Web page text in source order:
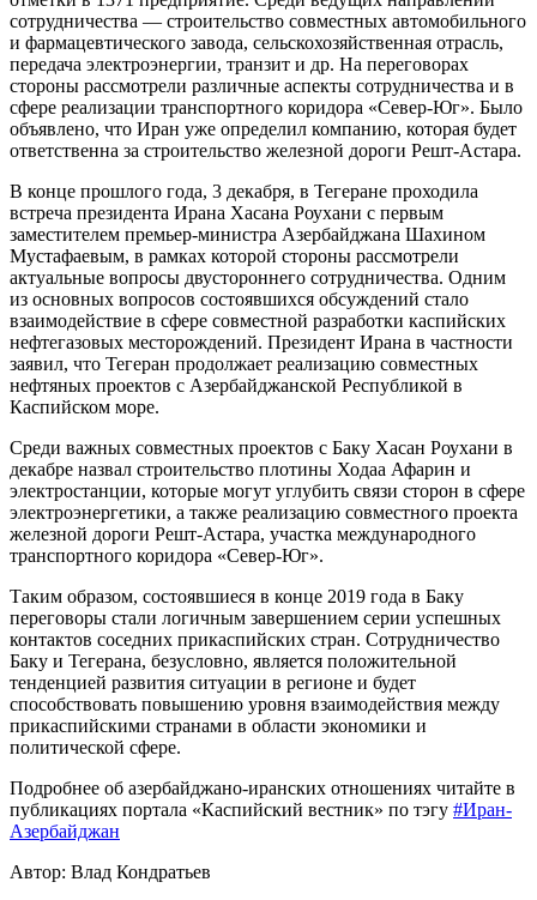
сотрудничества — строительство совместных автомобильного
и фармацевтического завода, сельскохозяйственная отрасль,
передача электроэнергии, транзит и др. На переговорах
стороны рассмотрели различные аспекты сотрудничества и в
сфере реализации транспортного коридора «Север-Юг». Было
объявлено, что Иран уже определил компанию, которая будет
ответственна за строительство железной дороги Решт-Астара.
В конце прошлого года, 3 декабря, в Тегеране проходила
встреча президента Ирана Хасана Роухани с первым
заместителем премьер-министра Азербайджана Шахином
Мустафаевым, в рамках которой стороны рассмотрели
актуальные вопросы двустороннего сотрудничества. Одним
из основных вопросов состоявшихся обсуждений стало
взаимодействие в сфере совместной разработки каспийских
нефтегазовых месторождений. Президент Ирана в частности
заявил, что Тегеран продолжает реализацию совместных
нефтяных проектов с Азербайджанской Республикой в
Каспийском море.
Среди важных совместных проектов с Баку Хасан Роухани в
декабре назвал строительство плотины Ходаа Афарин и
электростанции, которые могут углубить связи сторон в сфере
электроэнергетики, а также реализацию совместного проекта
железной дороги Решт-Астара, участка международного
транспортного коридора «Север-Юг».
Таким образом, состоявшиеся в конце 2019 года в Баку
переговоры стали логичным завершением серии успешных
контактов соседних прикаспийских стран. Сотрудничество
Баку и Тегерана, безусловно, является положительной
тенденцией развития ситуации в регионе и будет
способствовать повышению уровня взаимодействия между
прикаспийскими странами в области экономики и
политической сфере.
Подробнее об азербайджано-иранских отношениях читайте в
публикациях портала «Каспийский вестник» по тэгу #Иран-
Азербайджан
Автор: Влад Кондратьев